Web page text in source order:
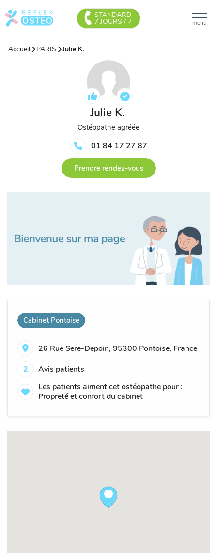
menu
STANDARD
7 JOURS / 7
Accueil PARIS Julie K.
Julie K.
Ostéopathe agréée
01 84 17 27 87
Prendre rendez-vous
Cabinet Pontoise
26 Rue Sere-Depoin, 95300 Pontoise, France
2
Avis patients
Les patients aiment cet ostéopathe pour :
Propreté et confort du cabinet